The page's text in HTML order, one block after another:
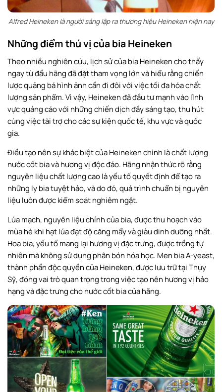
Alfred Heineken là người sáng lập ra thương hiệu Heineken hiện nay
Những điểm thú vị của bia Heineken
Theo nhiều nghiên cứu, lịch sử của bia Heineken cho thấy
ngay từ đầu hãng đã đặt tham vọng lớn và hiểu rằng chiến
lược quảng bá hình ảnh cần đi đôi với việc tối đa hóa chất
lượng sản phẩm. Vì vậy, Heineken đã đầu tư mạnh vào lĩnh
vực quảng cáo với những chiến dịch đầy sáng tạo, thu hút
cùng việc tài trợ cho các sự kiện quốc tế, khu vực và quốc
gia.
Điều tạo nên sự khác biệt của Heineken chính là chất lượng
nước cốt bia và hương vị độc đáo. Hãng nhận thức rõ rằng
nguyên liệu chất lượng cao là yếu tố quyết định để tạo ra
những ly bia tuyệt hảo, và do đó, quá trình chuẩn bị nguyên
liệu luôn được kiểm soát nghiêm ngặt.
Lúa mạch, nguyên liệu chính của bia, được thu hoạch vào
mùa hè khi hạt lúa đạt độ căng mẩy và giàu dinh dưỡng nhất.
Hoa bia, yếu tố mang lại hương vị đặc trưng, được trồng tự
nhiên mà không sử dụng phân bón hóa học. Men bia A-yeast,
thành phần độc quyền của Heineken, được lưu trữ tại Thụy
Sỹ, đóng vai trò quan trọng trong việc tạo nên hương vị hảo
hạng và đặc trưng cho nước cốt bia của hãng.